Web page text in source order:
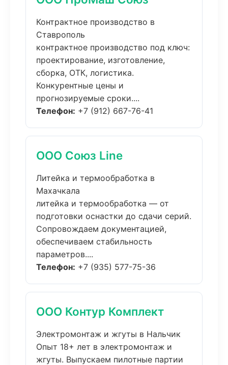
Контрактное производство в
Ставрополь
контрактное производство под ключ:
проектирование, изготовление,
сборка, ОТК, логистика.
Конкурентные цены и
прогнозируемые сроки....
Телефон: +7 (912) 667-76-41
ООО Союз Line
Литейка и термообработка в
Махачкала
литейка и термообработка — от
подготовки оснастки до сдачи серий.
Сопровождаем документацией,
обеспечиваем стабильность
параметров....
Телефон: +7 (935) 577-75-36
ООО Контур Комплект
Электромонтаж и жгуты в Нальчик
Опыт 18+ лет в электромонтаж и
жгуты. Выпускаем пилотные партии